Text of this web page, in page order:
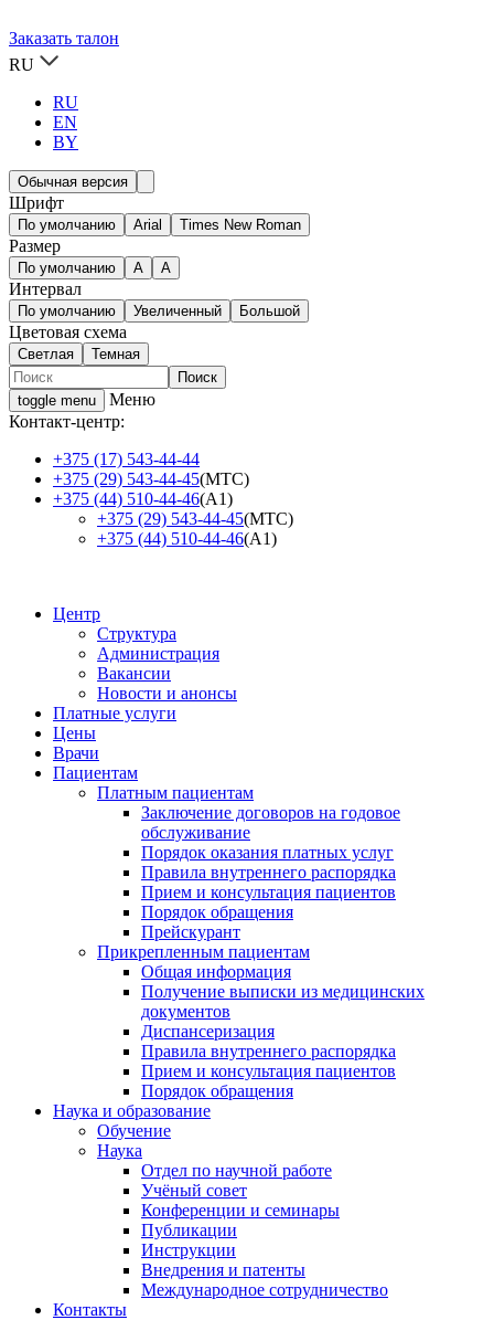
Заказать талон
RU
RU
EN
BY
Обычная версия
Шрифт
По умолчанию Arial Times New Roman
Размер
По умолчанию A A
Интервал
По умолчанию Увеличенный Большой
Цветовая схема
Светлая Темная
toggle menu
Меню
Контакт-центр:
+375 (17) 543-44-44
+375 (29) 543-44-45(МТС)
+375 (44) 510-44-46(А1)
+375 (29) 543-44-45(МТС)
+375 (44) 510-44-46(А1)
Центр
Структура
Администрация
Вакансии
Новости и анонсы
Платные услуги
Цены
Врачи
Пациентам
Платным пациентам
Заключение договоров на годовое
обслуживание
Порядок оказания платных услуг
Правила внутреннего распорядка
Прием и консультация пациентов
Порядок обращения
Прейскурант
Прикрепленным пациентам
Общая информация
Получение выписки из медицинских
документов
Диспансеризация
Правила внутреннего распорядка
Прием и консультация пациентов
Порядок обращения
Наука и образование
Обучение
Наука
Отдел по научной работе
Учёный совет
Конференции и семинары
Публикации
Инструкции
Внедрения и патенты
Международное сотрудничество
Контакты